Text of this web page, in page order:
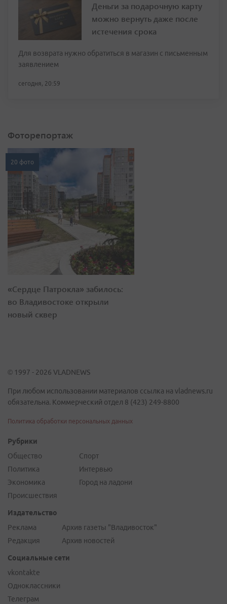
Деньги за подарочную карту
можно вернуть даже после
истечения срока
Для возврата нужно обратиться в магазин с письменным
заявлением
сегодня, 20:59
Фоторепортаж
20 фото
«Сердце Патрокла» забилось:
во Владивостоке открыли
новый сквер
© 1997 - 2026 VLADNEWS
При любом использовании материалов ссылка на vladnews.ru
обязательна. Коммерческий отдел 8 (423) 249-8800
Политика обработки персональных данных
Рубрики
Общество
Политика
Экономика
Происшествия
Спорт
Интервью
Город на ладони
Издательство
Реклама
Редакция
Архив газеты "Владивосток"
Архив новостей
Социальные сети
vkontakte
Одноклассники
Телеграм